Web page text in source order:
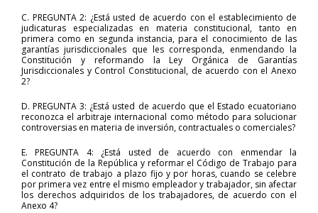
C. PREGUNTA 2: ¿Está usted de acuerdo con el establecimiento de
judicaturas especializadas en materia constitucional, tanto en
primera como en segunda instancia, para el conocimiento de las
garantías jurisdiccionales que les corresponda, enmendando la
Constitución y reformando la Ley Orgánica de Garantías
Jurisdiccionales y Control Constitucional, de acuerdo con el Anexo
2?
D. PREGUNTA 3: ¿Está usted de acuerdo que el Estado ecuatoriano
reconozca el arbitraje internacional como método para solucionar
controversias en materia de inversión, contractuales o comerciales?
E. PREGUNTA 4: ¿Está usted de acuerdo con enmendar la
Constitución de la República y reformar el Código de Trabajo para
el contrato de trabajo a plazo fijo y por horas, cuando se celebre
por primera vez entre el mismo empleador y trabajador, sin afectar
los derechos adquiridos de los trabajadores, de acuerdo con el
Anexo 4?